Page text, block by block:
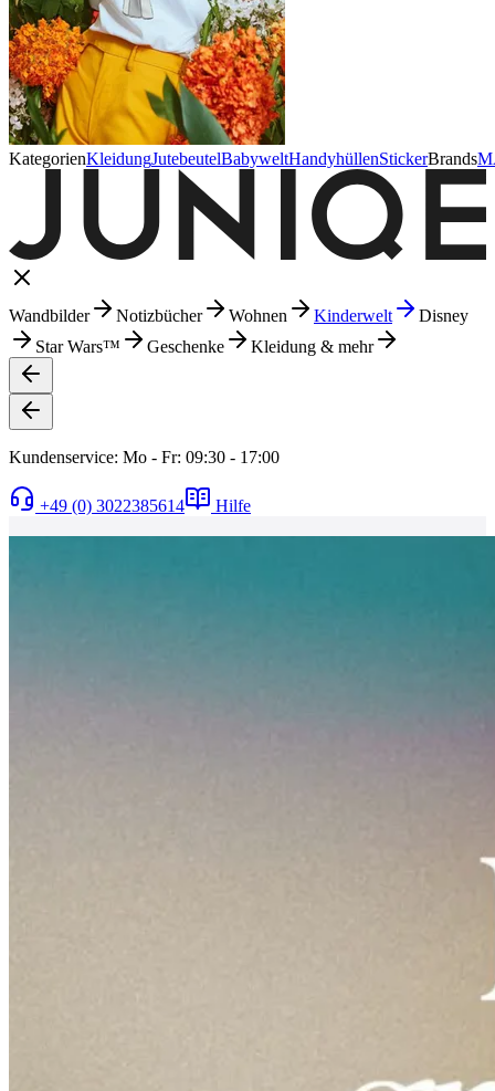
KategorienKleidungJutebeutelBabyweltHandyhüllenStickerBrands
Wandbilder Notizbücher Wohnen Kinderwelt
Disney
Star Wars™
Geschenke Kleidung & mehr
Kundenservice: Mo - Fr: 09:30 - 17:00
+49 (0) 3022385614 Hilfe